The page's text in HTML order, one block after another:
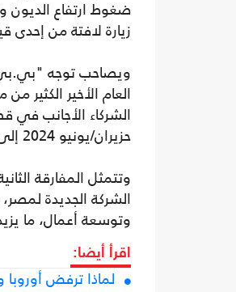
ضغوط ارتفاع الديون
زيارة لافتة من
ويصاحب توجه
العام الأخير الكثير
حزيران/يونيو 2024 إلى 714 مليون دولار فقط بنهاية نيسان/أبريل 2026.
الشركة الجديدة
وتوسعة أعمال، ما
اقرأ أيضا:
لماذا ترفض أوروبا